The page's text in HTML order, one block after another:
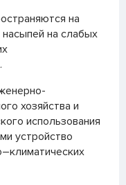
на
на слабых
хозяйства и
использования
устройство